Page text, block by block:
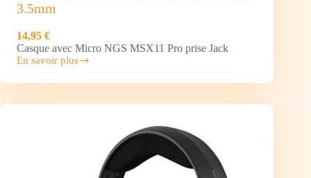
3.5mm
14,95 €
Casque avec Micro NGS MSX11 Pro prise Jack
En savoir plus
NGS